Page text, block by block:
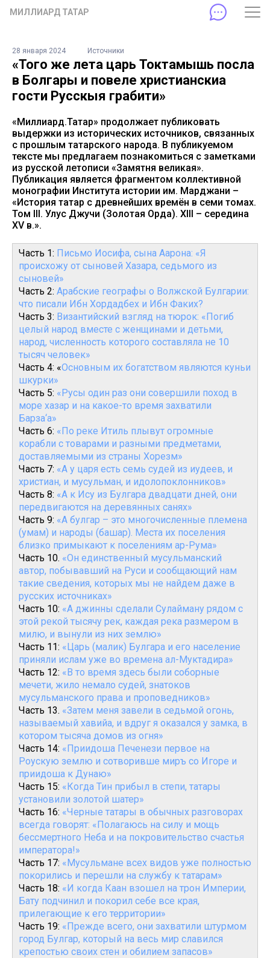
МИЛЛИАРД ТАТАР
28 января 2024 Источники
«Того же лета царь Токтамышь посла
в Болгары и повеле христианскиа
гости Русскыя грабити»
«Миллиард.Татар» продолжает публиковать
выдержки из исторических источников, связанных
с прошлым татарского народа. В публикуемом
тексте мы предлагаем познакомиться с заметками
из русской летописи «Замятня великая».
Публикация является фрагментом коллективной
монографии Института истории им. Марджани –
«История татар с древнейших времён в семи томах.
Том III. Улус Джучи (Золотая Орда). XIII – середина
XV в.».
Часть 1: Письмо Иосифа, сына Аарона: «Я
происхожу от сыновей Хазара, седьмого из
сыновей»
Часть 2: Арабские географы о Волжской Булгарии:
что писали Ибн Хордадбех и Ибн Факих?
Часть 3: Византийский взгляд на тюрок: «Погиб
целый народ вместе с женщинами и детьми,
народ, численность которого составляла не 10
тысяч человек»
Часть 4: «Основным их богатством являются куньи
шкурки»
Часть 5: «Русы один раз они совершили поход в
море хазар и на какое-то время захватили
Барза‘а»
Часть 6: «По реке Итиль плывут огромные
корабли с товарами и разными предметами,
доставляемыми из страны Хорезм»
Часть 7: «А у царя есть семь судей из иудеев, и
христиан, и мусульман, и идолопоклонников»
Часть 8: «А к Ису из Булгара двадцати дней, они
передвигаются на деревянных санях»
Часть 9: «А булгар – это многочисленные племена
(умам) и народы (башар). Места их поселения
близко примыкают к поселениям ар-Рума»
Часть 10. «Он единственный мусульманский
автор, побывавший на Руси и сообщающий нам
такие сведения, которых мы не найдем даже в
русских источниках»
Часть 10: «А джинны сделали Сулайману рядом с
этой рекой тысячу рек, каждая река размером в
милю, и вынули из них землю»
Часть 11: «Царь (малик) Булгара и его население
приняли ислам уже во времена ал-Муктадира»
Часть 12: «В то время здесь были соборные
мечети, жило немало судей, знатоков
мусульманского права и проповедников»
Часть 13. «Затем меня завели в седьмой огонь,
называемый хавийа, и вдруг я оказался у замка, в
котором тысяча домов из огня»
Часть 14: «Приидоша Печенези первое на
Роускую землю и сотворивше миръ со Игоре и
приидоша к Дунаю»
Часть 15: «Когда Тин прибыл в степи, татары
установили золотой шатер»
Часть 16: «Черные татары в обычных разговорах
всегда говорят: «Полагаюсь на силу и мощь
бессмертного Неба и на покровительство счастья
императора!»
Часть 17: «Мусульмане всех видов уже полностью
покорились и перешли на службу к татарам»
Часть 18: «И когда Каан взошел на трон Империи,
Бату подчинил и покорил себе все края,
прилегающие к его территории»
Часть 19: «Прежде всего, они захватили штурмом
город Булгар, который на весь мир славился
крепостью своих стен и обилием запасов»